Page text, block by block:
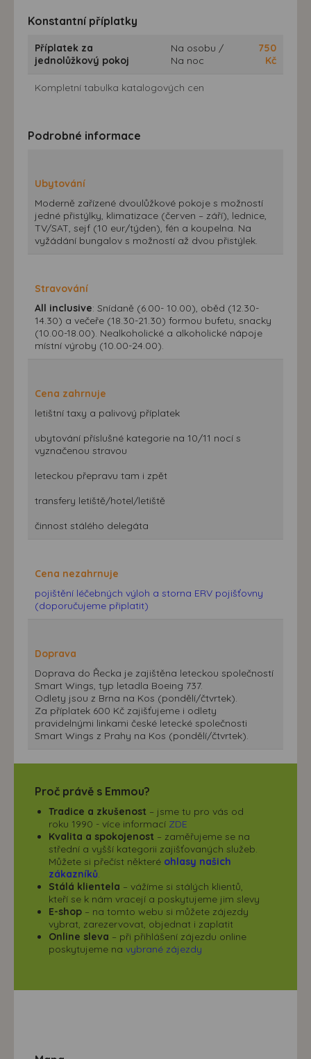
Konstantní příplatky
Příplatek za
jednolůžkový pokoj
Na osobu /
Na noc
750
Kč
Kompletní tabulka katalogových cen
Podrobné informace
Ubytování
Moderně zařízené dvoulůžkové pokoje s možností
jedné přistýlky, klimatizace (červen – září), lednice,
TV/SAT, sejf (10 eur/týden), fén a koupelna. Na
vyžádání bungalov s možností až dvou přistýlek.
Stravování
All inclusive: Snídaně (6.00- 10.00), oběd (12.30-
14.30) a večeře (18.30-21.30) formou bufetu, snacky
(10.00-18.00). Nealkoholické a alkoholické nápoje
místní výroby (10.00-24.00).
Cena zahrnuje
letištní taxy a palivový příplatek
ubytování příslušné kategorie na 10/11 nocí s
vyznačenou stravou
leteckou přepravu tam i zpět
transfery letiště/hotel/letiště
činnost stálého delegáta
Cena nezahrnuje
pojištění léčebných výloh a storna ERV pojišťovny
(doporučujeme připlatit)
Doprava
Doprava do Řecka je zajištěna leteckou společností
Smart Wings, typ letadla Boeing 737.
Odlety jsou z Brna na Kos (pondělí/čtvrtek).
Za příplatek 600 Kč zajišťujeme i odlety
pravidelnými linkami české letecké společnosti
Smart Wings z Prahy na Kos (pondělí/čtvrtek).
Proč právě s Emmou?
Tradice a zkušenost – jsme tu pro vás od
roku 1990 - více informací ZDE
Kvalita a spokojenost – zaměřujeme se na
střední a vyšší kategorii zajišťovaných služeb.
Můžete si přečíst některé ohlasy našich
zákazníků.
Stálá klientela – vážíme si stálých klientů,
kteří se k nám vracejí a poskytujeme jim slevy
E-shop – na tomto webu si můžete zájezdy
vybrat, zarezervovat, objednat i zaplatit
Online sleva – při přihlášení zájezdu online
poskytujeme na vybrané zájezdy